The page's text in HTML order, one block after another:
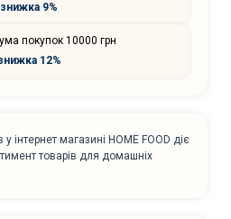
знижка 9%
покупок 10000 грн
12%
інтернет магазині HOME FOOD діє
товарів для домашніх